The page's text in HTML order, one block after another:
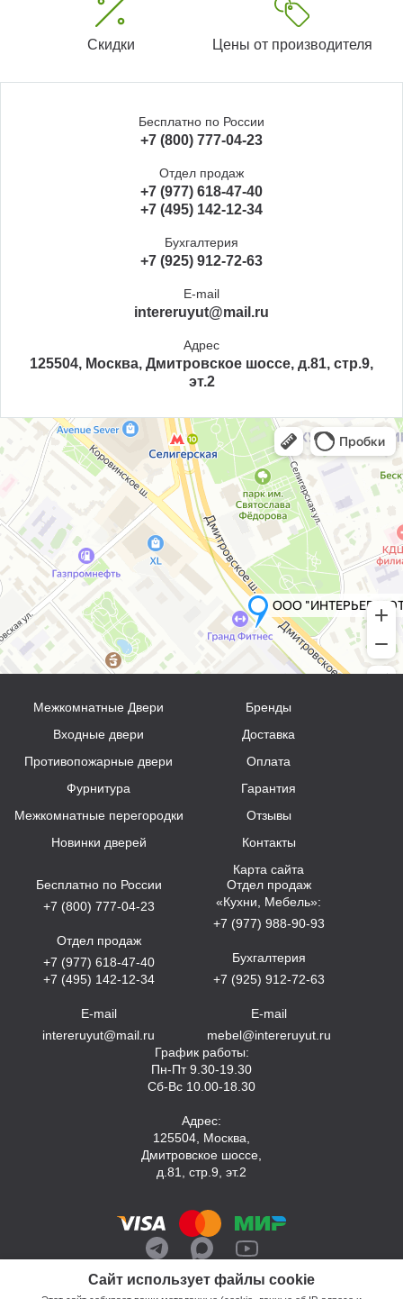
Скидки Цены от производителя
Бесплатно по России
+7 (800) 777-04-23
Отдел продаж
+7 (977) 618-47-40
+7 (495) 142-12-34
Бухгалтерия
+7 (925) 912-72-63
E-mail
intereruyut@mail.ru
Адрес
125504, Москва, Дмитровское шоссе, д.81, стр.9,
эт.2
Сайт использует файлы cookie
Межкомнатные Двери
Входные двери
Противопожарные двери
Фурнитура
Межкомнатные перегородки
Новинки дверей
Бренды
Доставка
Оплата
Гарантия
Отзывы
Контакты
Карта сайта
Бесплатно по России
+7 (800) 777-04-23
Отдел продаж
+7 (977) 618-47-40
+7 (495) 142-12-34
E-mail
intereruyut@mail.ru
Отдел продаж
«Кухни, Мебель»:
+7 (977) 988-90-93
Бухгалтерия
+7 (925) 912-72-63
E-mail
mebel@intereruyut.ru
График работы:
Пн-Пт 9.30-19.30
Сб-Вс 10.00-18.30
Адрес:
125504, Москва,
Дмитровское шоссе,
д.81, стр.9, эт.2